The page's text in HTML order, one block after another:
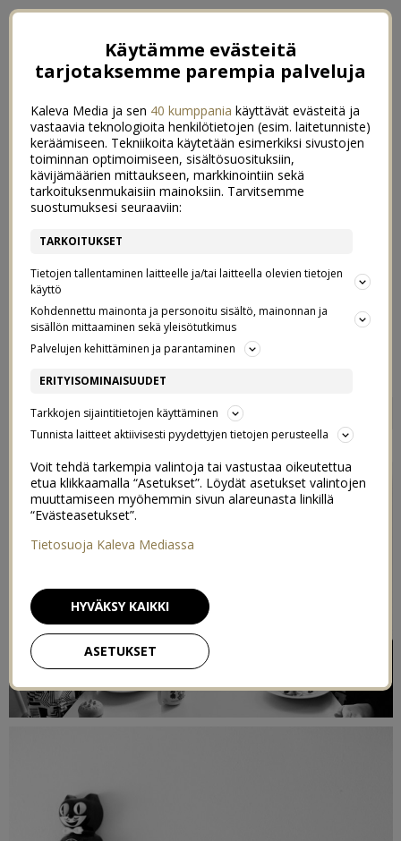
MELKEIN ESKARILAINEN
HALUATKO HEMMOTELTAVAKSI JA STAILATTAVAKSI?
HYVÄSTIT VANHALLE KODILLE
25/01/2015
Käytämme evästeitä
tarjotaksemme parempia palveluja
Kaleva Media ja sen 40 kumppania käyttävät evästeitä ja
vastaavia teknologioita henkilötietojen (esim. laitetunniste)
keräämiseen. Tekniikoita käytetään esimerkiksi sivustojen
toiminnan optimoimiseen, sisältösuosituksiin,
kävijämäärien mittaukseen, markkinointiin sekä
tarkoituksenmukaisiin mainoksiin. Tarvitsemme
suostumuksesi seuraaviin:
TARKOITUKSET
Tietojen tallentaminen laitteelle ja/tai laitteella olevien tietojen
käyttö
Kohdennettu mainonta ja personoitu sisältö, mainonnan ja
sisällön mittaaminen sekä yleisötutkimus
Palvelujen kehittäminen ja parantaminen
ERITYISOMINAISUUDET
Tarkkojen sijaintitietojen käyttäminen
Tunnista laitteet aktiivisesti pyydettyjen tietojen perusteella
Voit tehdä tarkempia valintoja tai vastustaa oikeutettua
etua klikkaamalla “Asetukset”. Löydät asetukset valintojen
muuttamiseen myöhemmin sivun alareunasta linkillä
“Evästeasetukset”.
Tietosuoja Kaleva Mediassa
ASETUKSET
HYVÄKSY KAIKKI